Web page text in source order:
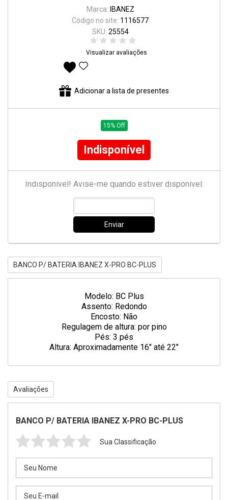
Marca: IBANEZ
Código no site: 1116577
SKU: 25554
Visualizar avaliações
Adicionar a lista de presentes
15% Off
Indisponível
Indisponível! Avise-me quando estiver disponível:
Enviar
BANCO P/ BATERIA IBANEZ X-PRO BC-PLUS
Modelo: BC Plus
Assento: Redondo
Encosto: Não
Regulagem de altura: por pino
Pés: 3 pés
Altura: Aproximadamente 16" até 22"
Avaliações
BANCO P/ BATERIA IBANEZ X-PRO BC-PLUS
Sua Classificação